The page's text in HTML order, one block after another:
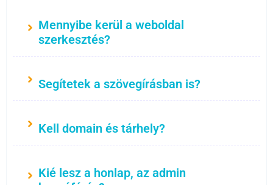
Mennyibe kerül a weboldal
szerkesztés?
Segítetek a szövegírásban is?
Kell domain és tárhely?
Kié lesz a honlap, az admin